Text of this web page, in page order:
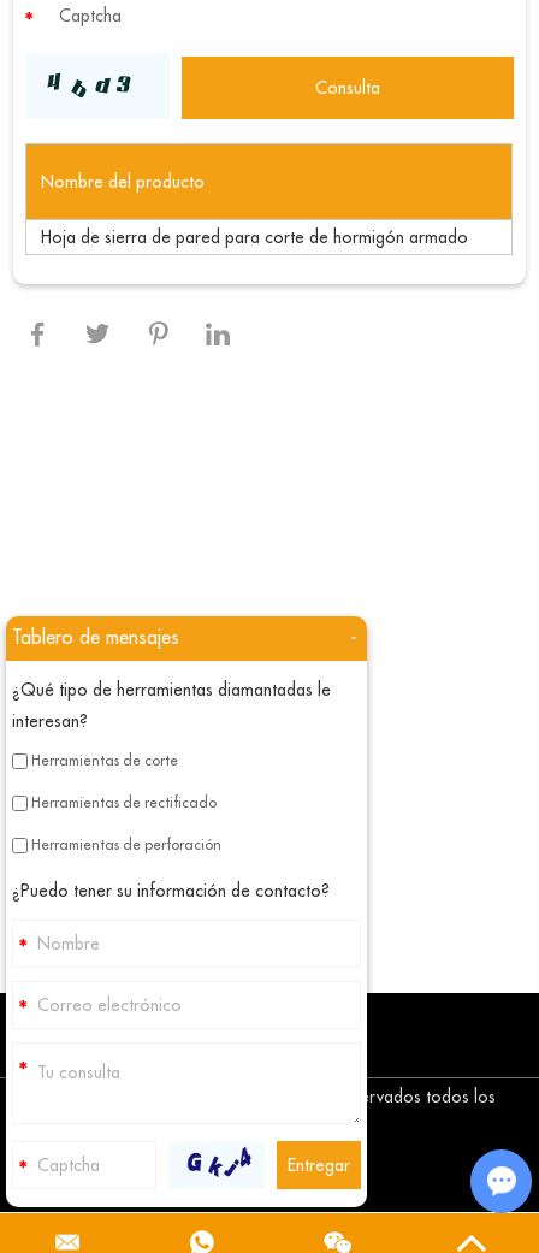
Nombre del producto
Hoja de sierra de pared para corte de hormigón armado
Copyright © Corediam Tools Co., Ltd. Reservados todos los
Tablero de mensajes -
¿Qué tipo de herramientas diamantadas le
interesan?
Herramientas de corte
Herramientas de rectificado
Herramientas de perforación
¿Puedo tener su información de contacto?